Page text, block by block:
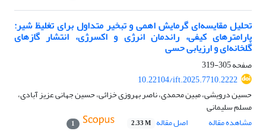
تحلیل مقایسه‌ای گرمایش اهمی و تبخیر متداول برای تغلیظ شیر:
پارامترهای کیفی، راندمان انرژی و اکسرژی، انتشار گازهای
گلخانه‌ای و ارزیابی حسی
صفحه305-319
10.22104/ift.2025.7710.2222
حسین درویشی، مبین محمدی، ناصر بهروزی خزائی، حسین جهانی عزیز آبادی،
مسلم سلیمانی
مشاهده مقاله
اصل مقاله 2.33 M
1